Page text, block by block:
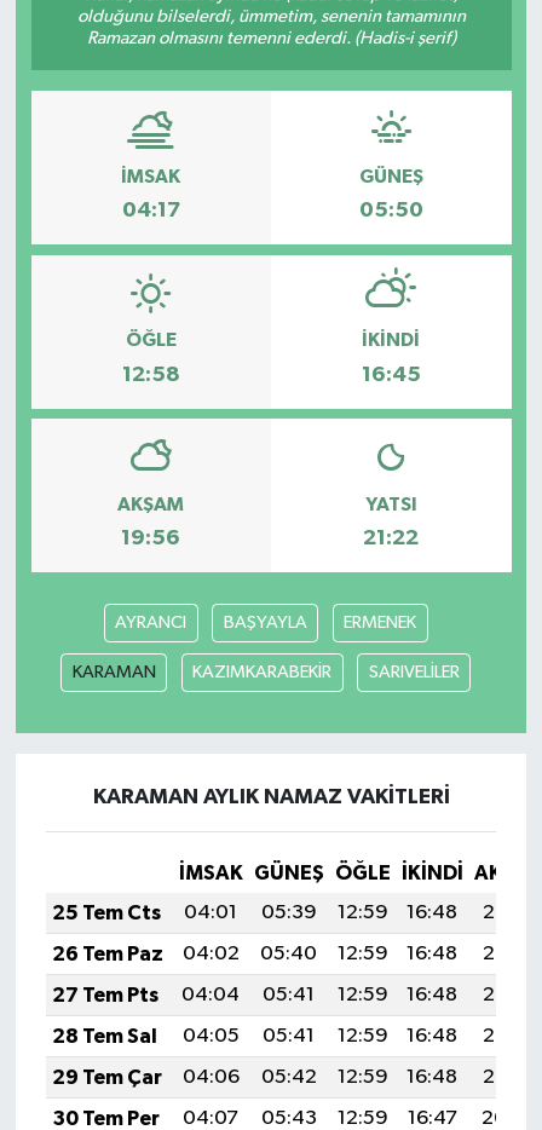
olduğunu bilselerdi, ümmetim, senenin tamamının
Ramazan olmasını temenni ederdi. (Hadis-i şerif)
İMSAK
04:17
GÜNEŞ
05:50
ÖĞLE
12:58
İKINDI
16:45
AKŞAM
19:56
YATSI
21:22
AYRANCI BAŞYAYLA ERMENEK
KARAMAN KAZIMKARABEKİR SARIVELİLER
KARAMAN AYLIK NAMAZ VAKITLERI
İMSAK GÜNEŞ ÖĞLE İKINDI
25 Tem Cts
04:01 05:39 12:59 16:48
20:08
26 Tem Paz
04:02 05:40 12:59 16:48
20:08
27 Tem Pts
04:04 05:41 12:59 16:48
20:07
28 Tem Sal
04:05 05:41 12:59 16:48
20:06
29 Tem Çar
04:06 05:42 12:59 16:48
20:05
30 Tem Per
04:07 05:43 12:59 16:47
20:04